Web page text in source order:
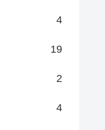
4
19
2
4